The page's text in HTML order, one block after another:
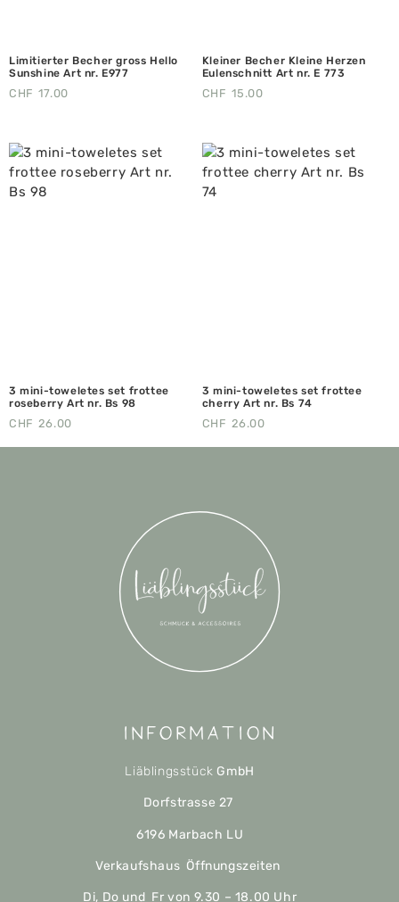
Limitierter Becher gross Hello
Sunshine Art nr. E977
CHF 17.00
Kleiner Becher Kleine Herzen
Eulenschnitt Art nr. E 773
CHF 15.00
3 mini-toweletes set frottee
roseberry Art nr. Bs 98
CHF 26.00
3 mini-toweletes set frottee
cherry Art nr. Bs 74
CHF 26.00
Information
Liäblingsstück GmbH
Dorfstrasse 27
6196 Marbach LU
Verkaufshaus Öffnungszeiten
Di, Do und Fr von 9.30 – 18.00 Uhr